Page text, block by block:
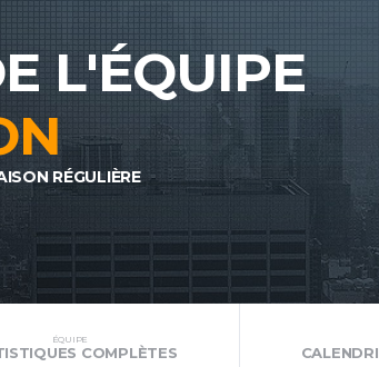
L'ÉQUIPE
RÉGULIÈRE
ÉQUIPE
COMPLÈTES